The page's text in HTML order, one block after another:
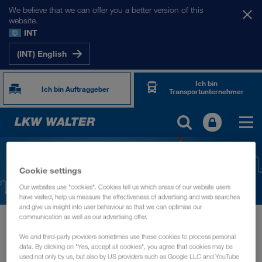
We believe that we can offer you a better version of this
website.
INT
(INT) English
Ich bin Auftraggeber
Ich bin
Transportunternehmer
News transport logistic 2023
VERANSTALTUNGEN März 2023
Cookie settings
Our websites use "cookies". Cookies tell us which areas of our website users
have visited, help us measure the effectiveness of advertising and web searches
and give us insight into user behaviour so that we can optimise our
communication as well as our advertising offer.
We and third-party providers sometimes use these cookies to process personal
data. By clicking on "Yes, accept all cookies", you agree that cookies may be
used not only by us, but also by US providers such as Google LLC and YouTube